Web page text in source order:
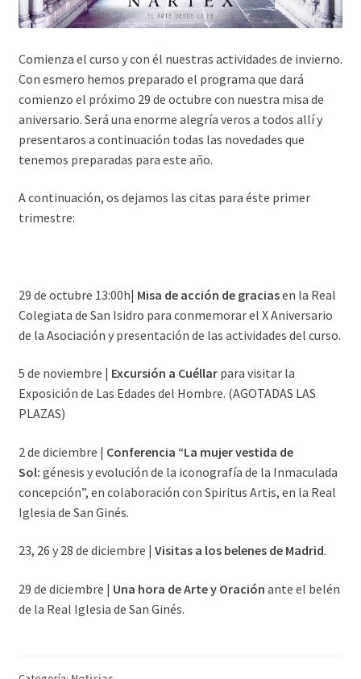
Comienza el curso y con él nuestras actividades de invierno.
Con esmero hemos preparado el programa que dará
comienzo el próximo 29 de octubre con nuestra misa de
aniversario. Será una enorme alegría veros a todos allí y
presentaros a continuación todas las novedades que
tenemos preparadas para este año.
A continuación, os dejamos las citas para éste primer
trimestre:
29 de octubre 13:00h| Misa de acción de graciasen la Real
Colegiata de San Isidro para conmemorar el X Aniversario
de la Asociación y presentación de las actividades del curso.
5 de noviembre | Excursión a Cuéllarpara visitar la
Exposición de Las Edades del Hombre. (AGOTADAS LAS
PLAZAS)
2 de diciembre | Conferencia “La mujer vestida de
Sol: génesis y evolución de la iconografía de la Inmaculada
concepción”, en colaboración con Spiritus Artis, en la Real
Iglesia de San Ginés.
23, 26 y 28 de diciembre | Visitas a los belenes de Madrid.
29 de diciembre | Una hora de Arte y Oración ante el belén
de la Real Iglesia de San Ginés.